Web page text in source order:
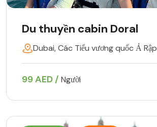
Du thuyền cabin Doral
Dubai, Các Tiểu vương quốc Ả Rập
99 AED / Người